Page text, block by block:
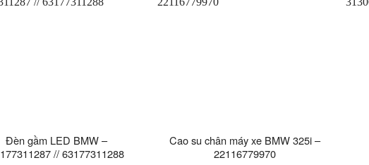
Đèn gầm LED BMW –
// 63177311288
Cao su chân máy xe BMW 325i –
22116779970